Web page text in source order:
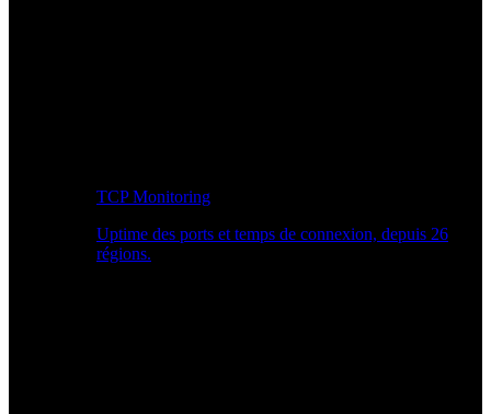
TCP Monitoring
Uptime des ports et temps de connexion, depuis 26
régions.